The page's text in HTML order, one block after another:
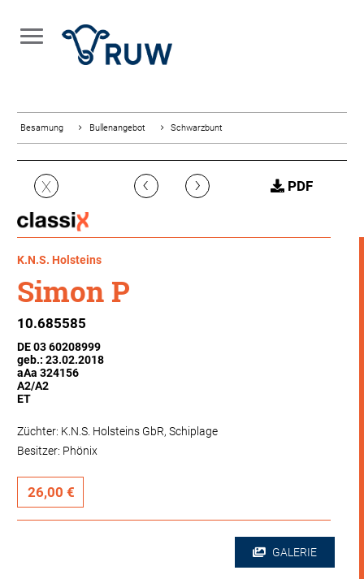
Besamung Bullenangebot Schwarzbunt
X ‹ › PDF
K.N.S. Holsteins
Simon P
10.685585
DE 03 60208999
geb.: 23.02.2018
aAa 324156
A2/A2
ET
Züchter: K.N.S. Holsteins GbR, Schiplage
Besitzer: Phönix
26,00 €
GALERIE